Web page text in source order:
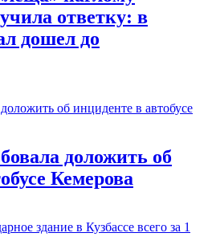
ответку: в
дошел до
доложить об
Кемерова